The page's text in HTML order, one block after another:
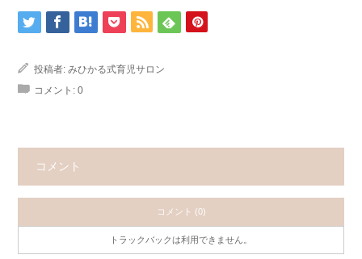
投稿者: みひかる式育児サロン
コメント: 0
コメント
コメント (0)
トラックバックは利用できません。